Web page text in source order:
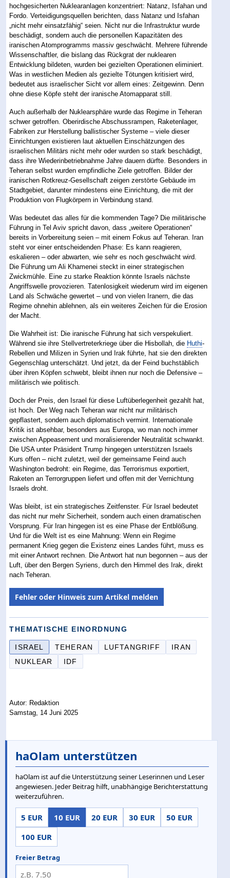
hochgesicherten Nuklearanlagen konzentriert: Natanz, Isfahan und
Fordo. Verteidigungsquellen berichten, dass Natanz und Isfahan
„nicht mehr einsatzfähig“ seien. Nicht nur die Infrastruktur wurde
beschädigt, sondern auch die personellen Kapazitäten des
iranischen Atomprogramms massiv geschwächt. Mehrere führende
Wissenschaftler, die bislang das Rückgrat der nuklearen
Entwicklung bildeten, wurden bei gezielten Operationen eliminiert.
Was in westlichen Medien als gezielte Tötungen kritisiert wird,
bedeutet aus israelischer Sicht vor allem eines: Zeitgewinn. Denn
ohne diese Köpfe steht der iranische Atomapparat still.
Auch außerhalb der Nuklearsphäre wurde das Regime in Teheran
schwer getroffen. Oberirdische Abschussrampen, Raketenlager,
Fabriken zur Herstellung ballistischer Systeme – viele dieser
Einrichtungen existieren laut aktuellen Einschätzungen des
israelischen Militärs nicht mehr oder wurden so stark beschädigt,
dass ihre Wiederinbetriebnahme Jahre dauern dürfte. Besonders in
Teheran selbst wurden empfindliche Ziele getroffen. Bilder der
iranischen Rotkreuz-Gesellschaft zeigen zerstörte Gebäude im
Stadtgebiet, darunter mindestens eine Einrichtung, die mit der
Produktion von Flugkörpern in Verbindung stand.
Was bedeutet das alles für die kommenden Tage? Die militärische
Führung in Tel Aviv spricht davon, dass „weitere Operationen“
bereits in Vorbereitung seien – mit einem Fokus auf Teheran. Iran
steht vor einer entscheidenden Phase: Es kann reagieren,
eskalieren – oder abwarten, wie sehr es noch geschwächt wird.
Die Führung um Ali Khamenei steckt in einer strategischen
Zwickmühle. Eine zu starke Reaktion könnte Israels nächste
Angriffswelle provozieren. Tatenlosigkeit wiederum wird im eigenen
Land als Schwäche gewertet – und von vielen Iranern, die das
Regime ohnehin ablehnen, als ein weiteres Zeichen für die Erosion
der Macht.
Die Wahrheit ist: Die iranische Führung hat sich verspekuliert.
Während sie ihre Stellvertreterkriege über die Hisbollah, die Huthi-
Rebellen und Milizen in Syrien und Irak führte, hat sie den direkten
Gegenschlag unterschätzt. Und jetzt, da der Feind buchstäblich
über ihren Köpfen schwebt, bleibt ihnen nur noch die Defensive –
militärisch wie politisch.
Doch der Preis, den Israel für diese Luftüberlegenheit gezahlt hat,
ist hoch. Der Weg nach Teheran war nicht nur militärisch
gepflastert, sondern auch diplomatisch vermint. Internationale
Kritik ist absehbar, besonders aus Europa, wo man noch immer
zwischen Appeasement und moralisierender Neutralität schwankt.
Die USA unter Präsident Trump hingegen unterstützen Israels
Kurs offen – nicht zuletzt, weil der gemeinsame Feind auch
Washington bedroht: ein Regime, das Terrorismus exportiert,
Raketen an Terrorgruppen liefert und offen mit der Vernichtung
Israels droht.
Was bleibt, ist ein strategisches Zeitfenster. Für Israel bedeutet
das nicht nur mehr Sicherheit, sondern auch einen dramatischen
Vorsprung. Für Iran hingegen ist es eine Phase der Entblößung.
Und für die Welt ist es eine Mahnung: Wenn ein Regime
permanent Krieg gegen die Existenz eines Landes führt, muss es
mit einer Antwort rechnen. Die Antwort hat nun begonnen – aus der
Luft, über den Bergen Syriens, durch den Himmel des Irak, direkt
nach Teheran.
Fehler oder Hinweis zum Artikel melden
THEMATISCHE EINORDNUNG
ISRAEL TEHERAN LUFTANGRIFF
IRAN
NUKLEAR
IDF
Autor: Redaktion
Samstag, 14 Juni 2025
haOlam unterstützen
haOlam ist auf die Unterstützung seiner Leserinnen und Leser
angewiesen. Jeder Beitrag hilft, unabhängige Berichterstattung
weiterzuführen.
5 EUR 10 EUR 20 EUR 30 EUR
50 EUR
100 EUR
Freier Betrag